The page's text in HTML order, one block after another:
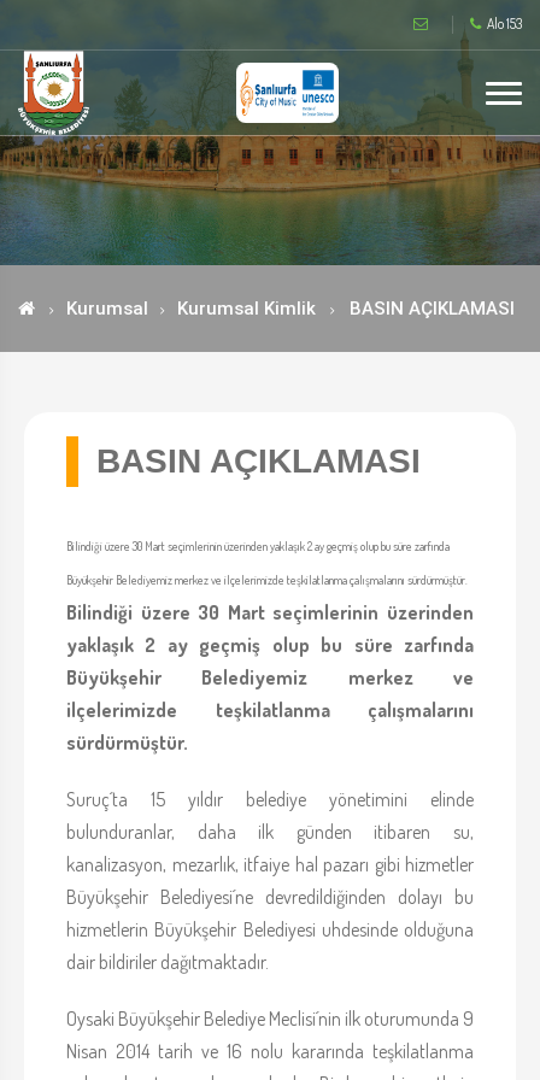
Alo 153
Kurumsal Kurumsal Kimlik BASIN AÇIKLAMASI
BASIN AÇIKLAMASI
Bilindiği üzere 30 Mart seçimlerinin üzerinden yaklaşık 2 ay geçmiş olup bu süre zarfında
Büyükşehir Belediyemiz merkez ve ilçelerimizde teşkilatlanma çalışmalarını sürdürmüştür.
Bilindiği üzere 30 Mart seçimlerinin üzerinden
yaklaşık 2 ay geçmiş olup bu süre zarfında
Büyükşehir Belediyemiz merkez ve
ilçelerimizde teşkilatlanma çalışmalarını
sürdürmüştür.
Suruç´ta 15 yıldır belediye yönetimini elinde
bulunduranlar, daha ilk günden itibaren su,
kanalizasyon, mezarlık, itfaiye hal pazarı gibi hizmetler
Büyükşehir Belediyesi´ne devredildiğinden dolayı bu
hizmetlerin Büyükşehir Belediyesi uhdesinde olduğuna
dair bildiriler dağıtmaktadır.
Oysaki Büyükşehir Belediye Meclisi´nin ilk oturumunda 9
Nisan 2014 tarih ve 16 nolu kararında teşkilatlanma